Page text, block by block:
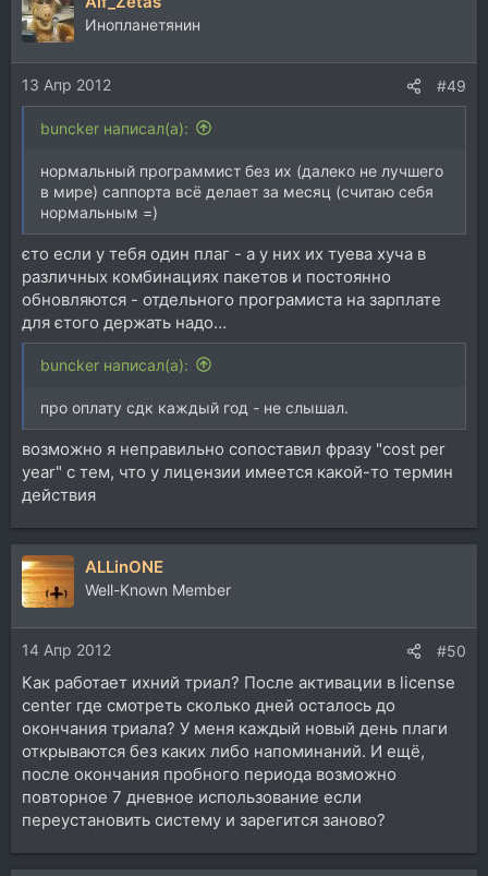
ц
и
и
:
Инопланетянин
13 Апр 2012 #49
buncker написал(а):
нормальный программист без их (далеко не лучшего
в мире) саппорта всё делает за месяц (считаю себя
нормальным =)
єто если у тебя один плаг - а у них их туева хуча в
различных комбинациях пакетов и постоянно
обновляются - отдельного програмиста на зарплате
для єтого держать надо…
buncker написал(а):
про оплату сдк каждый год - не слышал.
возможно я неправильно сопоставил фразу "cost per
year" с тем, что у лицензии имеется какой-то термин
действия
ALLinONE
Well-Known Member
14 Апр 2012 #50
Как работает ихний триал? После активации в license
center где смотреть сколько дней осталось до
окончания триала? У меня каждый новый день плаги
открываются без каких либо напоминаний. И ещё,
после окончания пробного периода возможно
повторное 7 дневное использование если
переустановить систему и зарегится заново?